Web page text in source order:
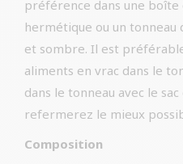
préférence dans une boîte
hermétique ou un tonneau
et sombre. Il est
aliments en vrac dans le
dans le tonneau avec le
refermerez le mieux
Composition